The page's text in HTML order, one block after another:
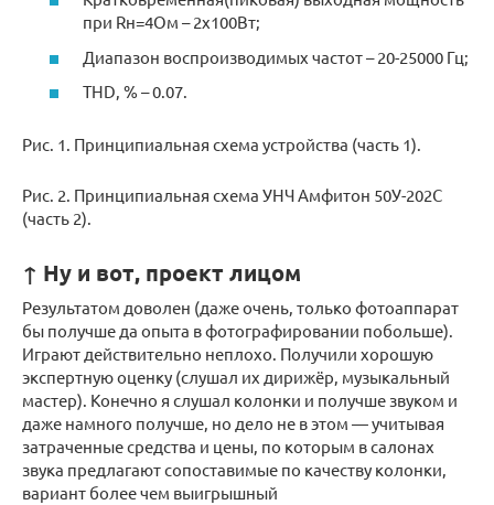
при Rн=4Ом – 2х100Вт;
Диапазон воспроизводимых частот – 20-25000 Гц;
THD, % – 0.07.
Рис. 1. Принципиальная схема устройства (часть 1).
Рис. 2. Принципиальная схема УНЧ Амфитон 50У-202С
(часть 2).
↑ Ну и вот, проект лицом
Результатом доволен (даже очень, только фотоаппарат
бы получше да опыта в фотографировании побольше).
Играют действительно неплохо. Получили хорошую
экспертную оценку (слушал их дирижёр, музыкальный
мастер). Конечно я слушал колонки и получше звуком и
даже намного получше, но дело не в этом — учитывая
затраченные средства и цены, по которым в салонах
звука предлагают сопоставимые по качеству колонки,
вариант более чем выигрышный